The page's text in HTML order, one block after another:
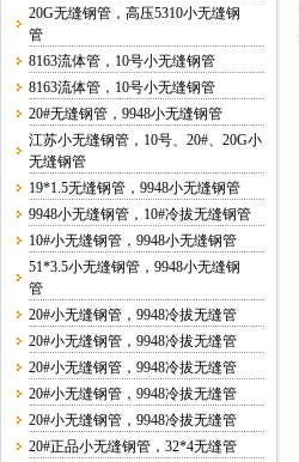
20G无缝钢管，高压5310小无缝钢
管
8163流体管，10号小无缝钢管
8163流体管，10号小无缝钢管
20#无缝钢管，9948小无缝钢管
江苏小无缝钢管，10号、20#、20G小
无缝钢管
19*1.5无缝钢管，9948小无缝钢管
9948小无缝钢管，10#冷拔无缝钢管
10#小无缝钢管，9948小无缝钢管
51*3.5小无缝钢管，9948小无缝钢
管
20#小无缝钢管，9948冷拔无缝管
20#小无缝钢管，9948冷拔无缝管
20#小无缝钢管，9948冷拔无缝管
20#小无缝钢管，9948冷拔无缝管
20#小无缝钢管，9948冷拔无缝管
20#正品小无缝钢管，32*4无缝管